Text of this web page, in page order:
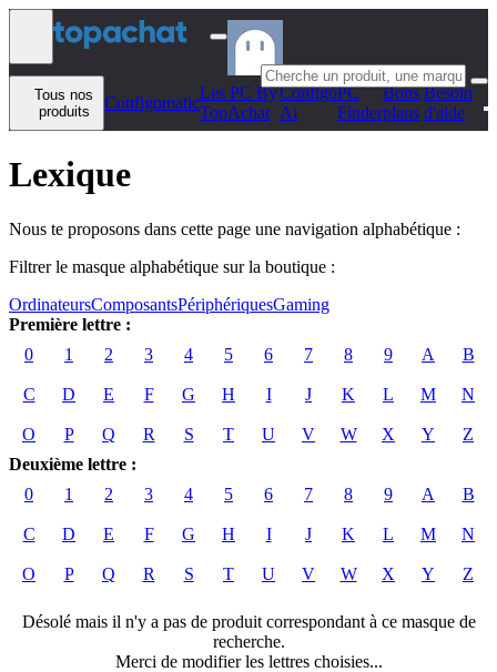
Aller au contenu
Tous nos
produits
Configomatic
Les PC By
TopAchat
Configo
Ai
PC
Finder
Bons
plans
Besoin
d'aide
Lexique
Nous te proposons dans cette page une navigation alphabétique :
Filtrer le masque alphabétique sur la boutique :
OrdinateursComposantsPériphériquesGaming
Première lettre :
0
1 2 3 4 5 6 7 8 9 A B
C D E F G H I J K L M N
O P Q R S T U V W X Y
Z
Deuxième lettre :
0
1 2 3 4 5 6 7 8 9 A B
C D E F G H I J K L M N
O P Q R S T U V W X Y Z
Désolé mais il n'y a pas de produit correspondant à ce masque de
recherche.
Merci de modifier les lettres choisies...